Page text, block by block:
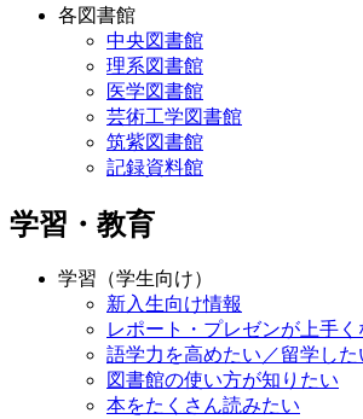
各図書館
中央図書館
理系図書館
医学図書館
芸術工学図書館
筑紫図書館
記録資料館
学習・教育
学習（学生向け）
新入生向け情報
レポート・プレゼンが上手く
語学力を高めたい／留学した
図書館の使い方が知りたい
本をたくさん読みたい